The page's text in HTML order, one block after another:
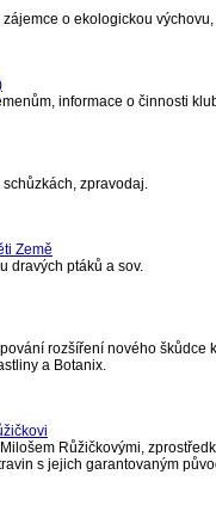
o ekologickou
informace o činnosti
zpravodaj.
Země
dravých ptáků a sov.
rozšíření nového škůdce
a Botanix.
Růžičkovými,
s jejich garantovaným